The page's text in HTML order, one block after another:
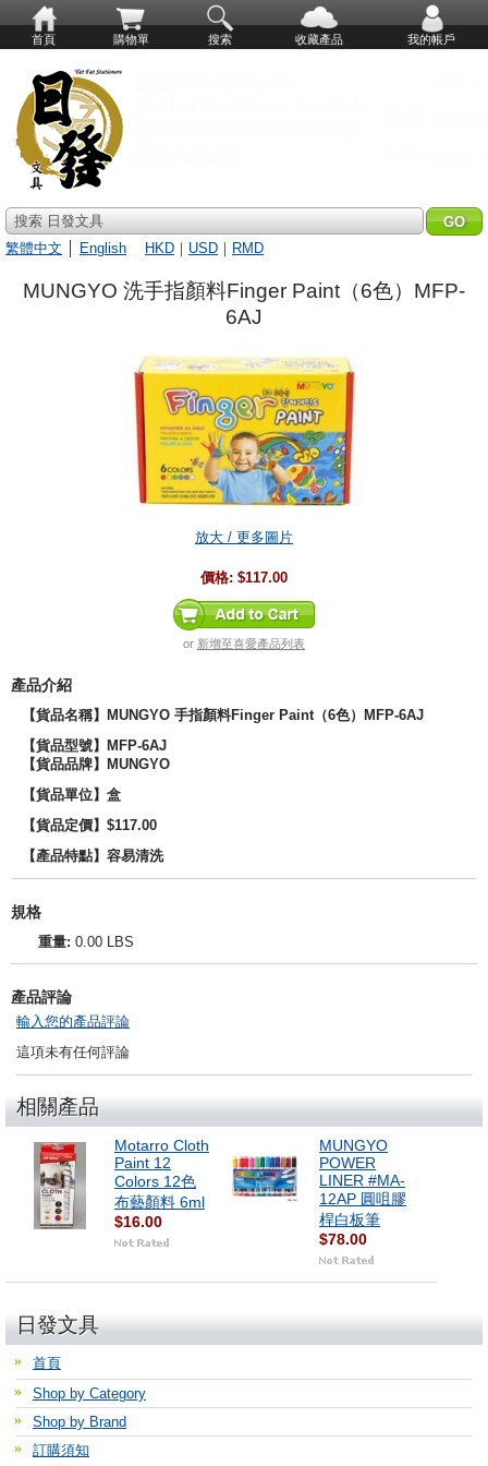
首頁 購物單 搜索 收藏產品 我的帳戶
搜索 日發文具
繁體中文
English HKD ｜ USD ｜ RMD
MUNGYO 洗手指顏料Finger Paint（6色）MFP-
6AJ
放大 / 更多圖片
價格: $117.00
or 新增至喜愛產品列表
產品介紹
【貨品名稱】 MUNGYO 手指顏料Finger Paint（6色）
MFP-6AJ
【貨品型號】MFP-6AJ
【貨品品牌】MUNGYO
【貨品單位】盒
【貨品定價】$117.00
【產品特點】容易清洗
規格
重量: 0.00 LBS
產品評論
輸入您的產品評論
這項未有任何評論
相關產品
Motarro Cloth
Paint 12
Colors 12色
布藝顏料 6ml
$16.00
MUNGYO
POWER
LINER #MA-
12AP 圓咀膠
桿白板筆
$78.00
日發文具
首頁
Shop by Category
Shop by Brand
訂購須知